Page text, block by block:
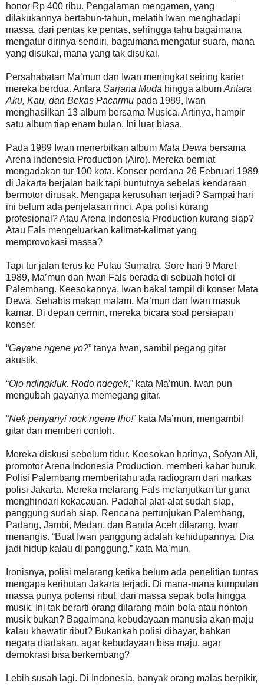
honor Rp 400 ribu. Pengalaman mengamen, yang
dilakukannya bertahun-tahun, melatih Iwan menghadapi
massa, dari pentas ke pentas, sehingga tahu bagaimana
mengatur dirinya sendiri, bagaimana mengatur suara, mana
yang disukai, mana yang tak disukai.
Persahabatan Ma’mun dan Iwan meningkat seiring karier
mereka berdua. Antara Sarjana Muda hingga album Antara
Aku, Kau, dan Bekas Pacarmu pada 1989, Iwan
menghasilkan 13 album bersama Musica. Artinya, hampir
satu album tiap enam bulan. Ini luar biasa.
Pada 1989 Iwan menerbitkan album Mata Dewa bersama
Arena Indonesia Production (Airo). Mereka berniat
mengadakan tur 100 kota. Konser perdana 26 Februari 1989
di Jakarta berjalan baik tapi buntutnya sebelas kendaraan
bermotor dirusak. Mengapa kerusuhan terjadi? Sampai hari
ini belum ada penjelasan rinci. Apa polisi kurang
profesional? Atau Arena Indonesia Production kurang siap?
Atau Fals mengeluarkan kalimat-kalimat yang
memprovokasi massa?
Tapi tur jalan terus ke Pulau Sumatra. Sore hari 9 Maret
1989, Ma’mun dan Iwan Fals berada di sebuah hotel di
Palembang. Keesokannya, Iwan bakal tampil di konser Mata
Dewa. Sehabis makan malam, Ma’mun dan Iwan masuk
kamar. Di depan cermin, mereka bicara soal persiapan
konser.
“Gayane ngene yo?” tanya Iwan, sambil pegang gitar
akustik.
“Ojo ndingkluk. Rodo ndegek,” kata Ma’mun. Iwan pun
mengubah gayanya memegang gitar.
“Nek penyanyi rock ngene lho!” kata Ma’mun, mengambil
gitar dan memberi contoh.
Mereka diskusi sebelum tidur. Keesokan harinya, Sofyan Ali,
promotor Arena Indonesia Production, memberi kabar buruk.
Polisi Palembang memberitahu ada radiogram dari markas
polisi Jakarta. Mereka melarang Fals melanjutkan tur guna
menghindari kekacauan. Padahal alat-alat sudah siap,
panggung sudah siap. Rencana pertunjukan Palembang,
Padang, Jambi, Medan, dan Banda Aceh dilarang. Iwan
menangis. “Buat Iwan panggung adalah kehidupannya. Dia
jadi hidup kalau di panggung,” kata Ma’mun.
Ironisnya, polisi melarang ketika belum ada penelitian tuntas
mengapa keributan Jakarta terjadi. Di mana-mana kumpulan
massa punya potensi ribut, dari massa sepak bola hingga
musik. Ini tak berarti orang dilarang main bola atau nonton
musik bukan? Bagaimana kebudayaan manusia akan maju
kalau khawatir ribut? Bukankah polisi dibayar, bahkan
negara diadakan, agar kebudayaan bisa maju, agar
demokrasi bisa berkembang?
Lebih susah lagi. Di Indonesia, banyak orang malas berpikir,